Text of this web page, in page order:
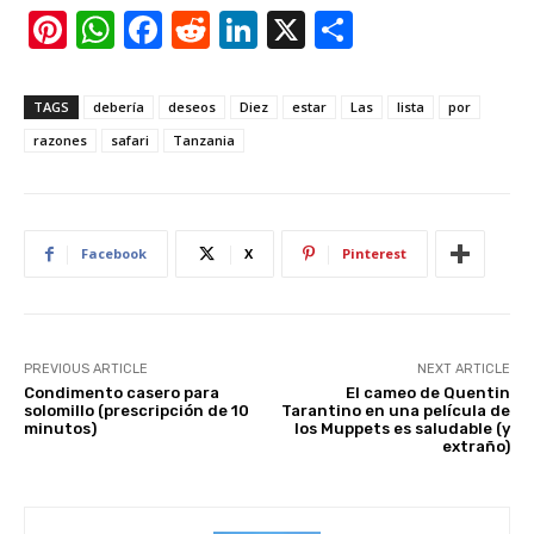
Pi
er
e
W
at
s
p
F
c
e
R
d
di
Li
k
X
ar
TAGS debería deseos Diez estar Las lista
por
razones
safari Tanzania
Facebook X Pinterest
PREVIOUS ARTICLE
Condimento casero para
solomillo (prescripción de 10
minutos)
NEXT ARTICLE
El cameo de Quentin
Tarantino en una película de
los Muppets es saludable (y
extraño)